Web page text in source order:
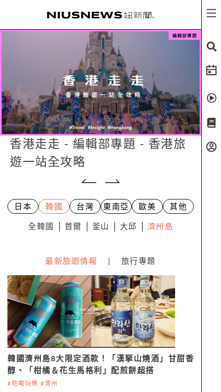
香港走走 - 編輯部專題 - 香港旅
遊一站全攻略
日本 韓國 台灣 東南亞 歐美 其他
全韓國 首爾 釜山 大邱 濟州島
最新旅遊情報 旅行專題
韓國濟州島8大限定酒款！「漢拏山燒酒」甘甜香
醇、「柑橘＆花生馬格利」配煎餅超搭
#吃喝玩樂 #濟州